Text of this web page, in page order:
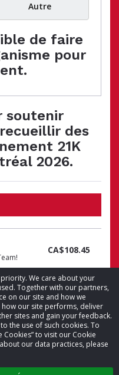
We care about your
Together with our partners,
on our site and how we
how our site performs, deliver
sites and gain your feedback.
the use of such cookies. To
Cookies” to visit our Cookie
our data practices, please
Autre
de faire
pour
soutenir
des
21K
2026.
CA$108.45
droits réservés.